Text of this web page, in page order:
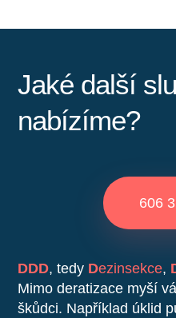
Jaké další
nabízíme?
606
DDD, tedy Dezinsekce,
Mimo deratizace myší
škůdci. Například úklid